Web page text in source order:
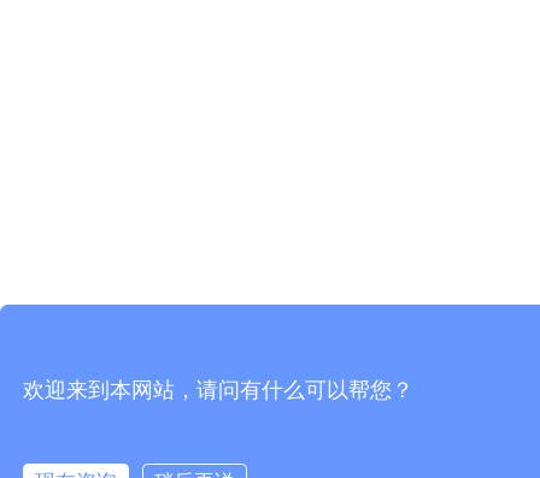
欢迎来到本网站，请问有什么可以帮您？